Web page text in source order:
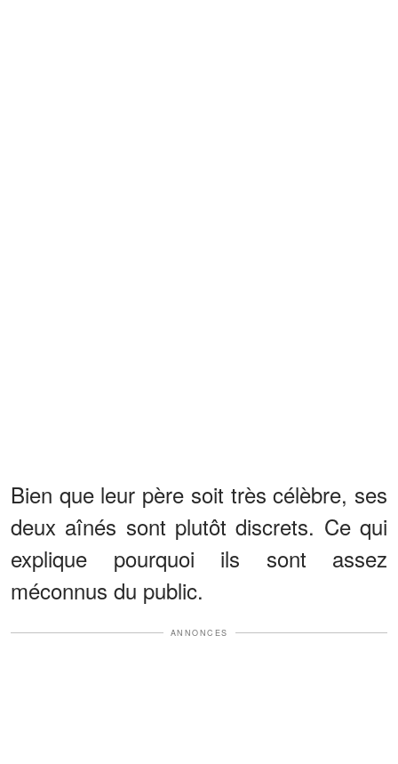
Bien que leur père soit très célèbre, ses
deux aînés sont plutôt discrets. Ce qui
explique pourquoi ils sont assez
méconnus du public.
ANNONCES